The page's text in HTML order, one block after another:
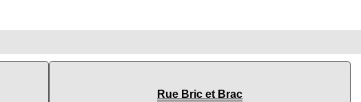
Rue Bric et Brac